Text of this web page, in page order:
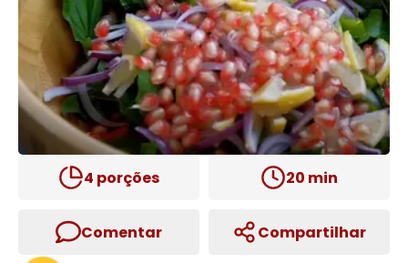
4 porções 20 min
Comentar Compartilhar